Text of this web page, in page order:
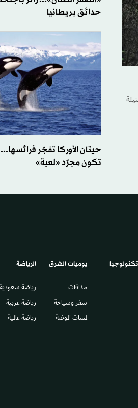
حدائق بريطانيا
حيتان الأوركا تفجّر
تكون مجرّد «لعبة»
تكنولوجيا يوميات الشرق​
مذاقات
سفر وسياحة
لمسات الموضة
الرياضة
رياضة سعودية
رياضة عربية
رياضة عالمية